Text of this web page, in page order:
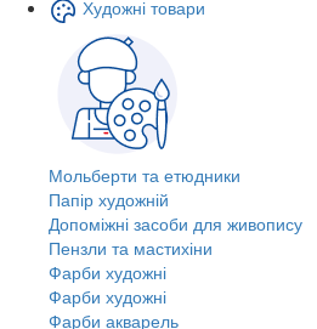
Художні товари
Мольберти та етюдники
Папір художній
Допоміжні засоби для живопису
Пензли та мастихіни
Фарби художні
Фарби художні
Фарби акварель